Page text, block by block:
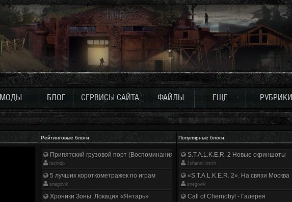
МОДЫ БЛОГ СЕРВИСЫ САЙТА ФАЙЛЫ ЕЩЕ РУБРИКИ
Рейтинговые блоги Популярные блоги
Припятский грузовой порт (Воспоминания ликвидатора)
racindp
5 лучших короткометражек по играм
snegovik
Хроники Зоны. Локация «Янтарь»
S.T.A.L.K.E.R. 2 Новые скриншоты
JohannHirsch
«S.T.A.L.K.E.R. 2». На связи Москва
snegovik
Call of Chernobyl - Галерея